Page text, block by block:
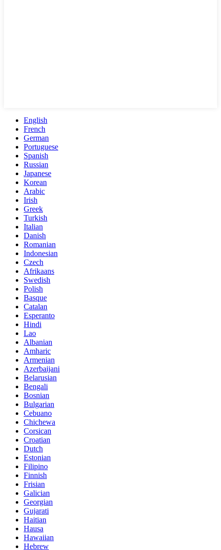
English
French
German
Portuguese
Spanish
Russian
Japanese
Korean
Arabic
Irish
Greek
Turkish
Italian
Danish
Romanian
Indonesian
Czech
Afrikaans
Swedish
Polish
Basque
Catalan
Esperanto
Hindi
Lao
Albanian
Amharic
Armenian
Azerbaijani
Belarusian
Bengali
Bosnian
Bulgarian
Cebuano
Chichewa
Corsican
Croatian
Dutch
Estonian
Filipino
Finnish
Frisian
Galician
Georgian
Gujarati
Haitian
Hausa
Hawaiian
Hebrew